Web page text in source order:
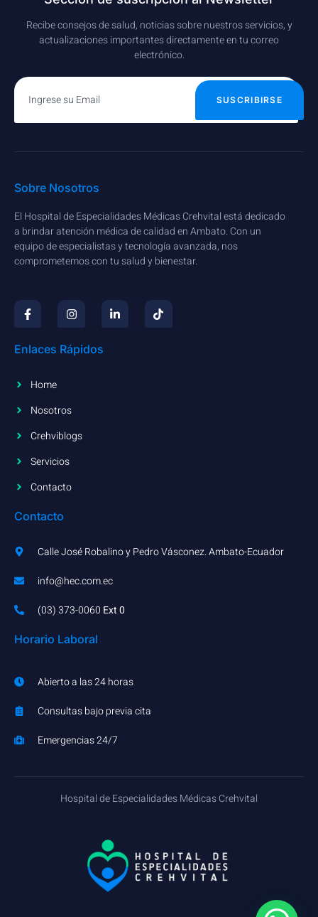
Recibe consejos de salud, noticias sobre nuestros servicios, y
actualizaciones importantes directamente en tu correo
electrónico.
SUSCRIBIRSE
Sobre Nosotros
El Hospital de Especialidades Médicas Crehvital está dedicado
a brindar atención médica de calidad en Ambato. Con un
equipo de especialistas y tecnología avanzada, nos
comprometemos con tu salud y bienestar.
Enlaces Rápidos
Home
Nosotros
Crehviblogs
Servicios
Contacto
Contacto
Calle José Robalino y Pedro Vásconez. Ambato-Ecuador
info@hec.com.ec
(03) 373-0060​ Ext 0
Horario Laboral
Abierto a las 24 horas
Consultas bajo previa cita
Emergencias 24/7
Hospital de Especialidades Médicas Crehvital